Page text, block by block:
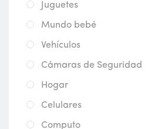
Juguetes
Mundo bebé
Vehículos
Cámaras de Seguridad
Hogar
Celulares
Computo